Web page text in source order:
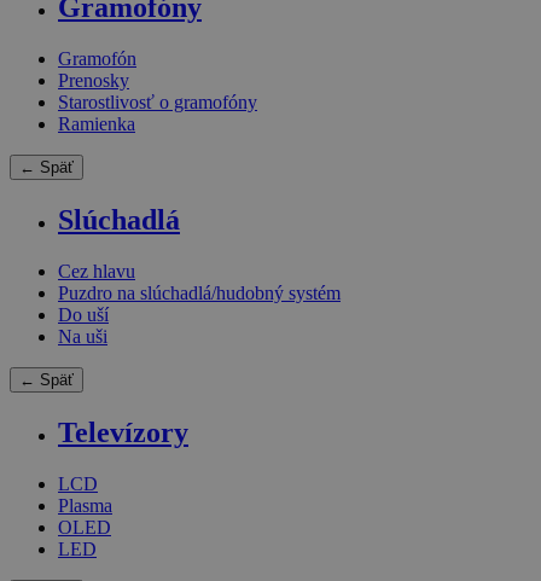
Gramofóny
Gramofón
Prenosky
Starostlivosť o gramofóny
Ramienka
← Späť
Slúchadlá
Cez hlavu
Puzdro na slúchadlá/hudobný systém
Do uší
Na uši
← Späť
Televízory
LCD
Plasma
OLED
LED